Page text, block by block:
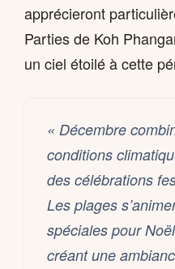
apprécieront
Parties de Koh
un ciel étoilé à cette
« Décembre
conditions
des célébrations
Les plages
spéciales pour
créant une